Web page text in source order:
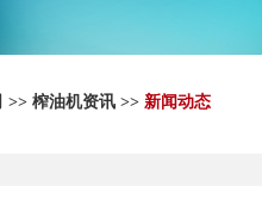
>> 榨油机资讯 >> 新闻动态